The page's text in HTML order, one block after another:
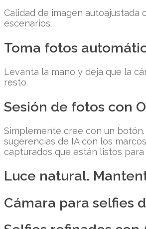
Calidad de imagen autoajustada
escenarios.
Toma fotos
Levanta la mano y deja que la
resto.
Sesión de fotos con
Simplemente cree con un
sugerencias de IA con los
capturados que están listos para
Luce natural.
Cámara para selfies